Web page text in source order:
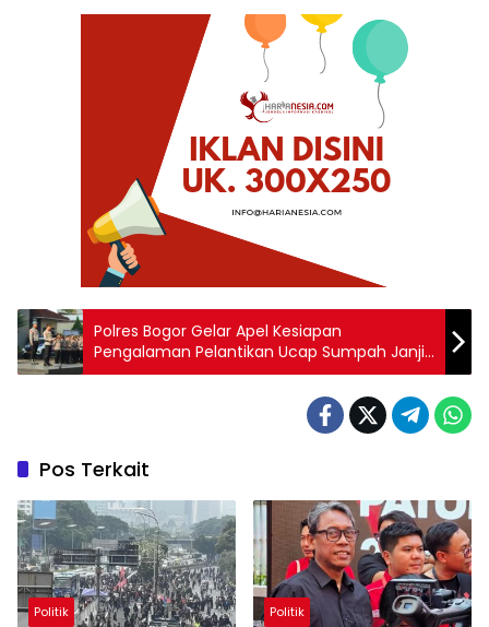
Polres Bogor Gelar Apel Kesiapan
Pengalaman Pelantikan Ucap Sumpah Janji
Presiden dan Wakil Presiden 2024 – 2029
Pos Terkait
Politik Politik